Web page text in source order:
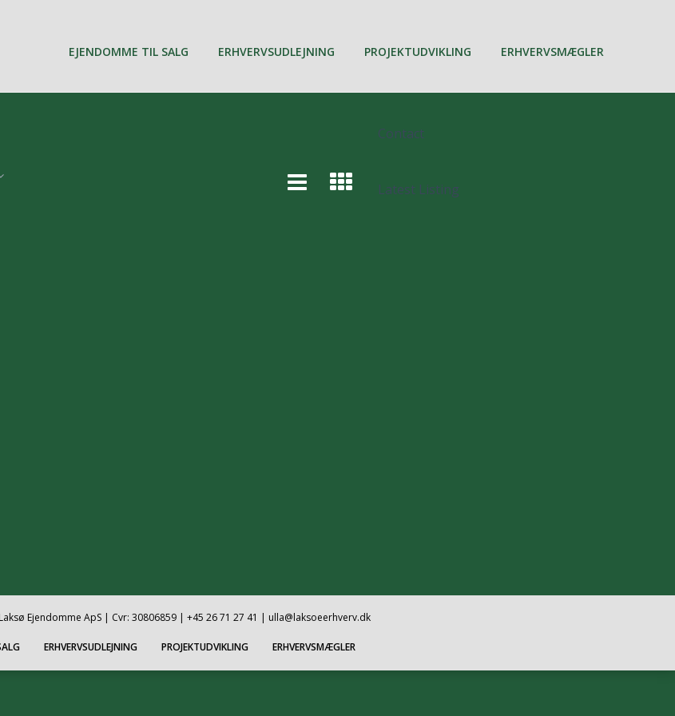
EJENDOMME TIL SALG ERHVERVSUDLEJNING PROJEKTUDVIKLING ERHVERVSMÆGLER
Contact
Latest Listing
Ejendomme ApS | Cvr: 30806859 | +45 26 71 27 41 | ulla@laksoeerhverv.dk
ERHVERVSUDLEJNING PROJEKTUDVIKLING ERHVERVSMÆGLER